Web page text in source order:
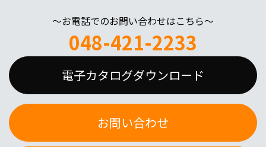
～お電話でのお問い合わせはこちら～
048-421-2233
電子カタログダウンロード
お問い合わせ